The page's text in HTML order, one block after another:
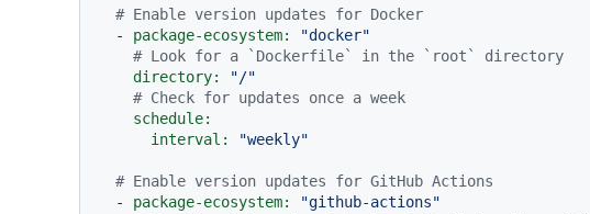
# Enable version updates for Docker
-
package-ecosystem:
"docker"
# Look for a `Dockerfile` in the `root` directory
directory:
"/"
# Check for updates once a week
schedule:
interval:
"weekly"
# Enable version updates for GitHub Actions
-
package-ecosystem:
"github-actions"